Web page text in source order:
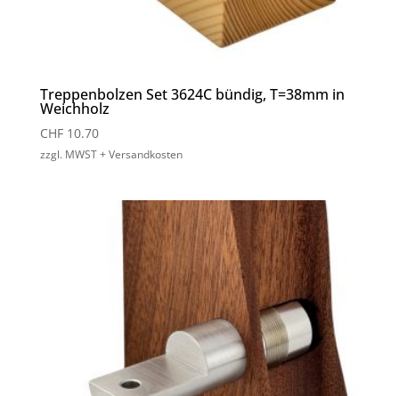
Treppenbolzen Set 3624C bündig, T=38mm in
Weichholz
CHF10.70
zzgl. MWST + Versandkosten